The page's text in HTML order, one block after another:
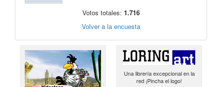
Votos totales: 1.716
Volver a la encuesta
Una librería excepcional en la
red ¡Pincha el logo!